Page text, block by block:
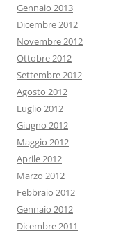
Gennaio 2013
Dicembre 2012
Novembre 2012
Ottobre 2012
Settembre 2012
Agosto 2012
Luglio 2012
Giugno 2012
Maggio 2012
Aprile 2012
Marzo 2012
Febbraio 2012
Gennaio 2012
Dicembre 2011